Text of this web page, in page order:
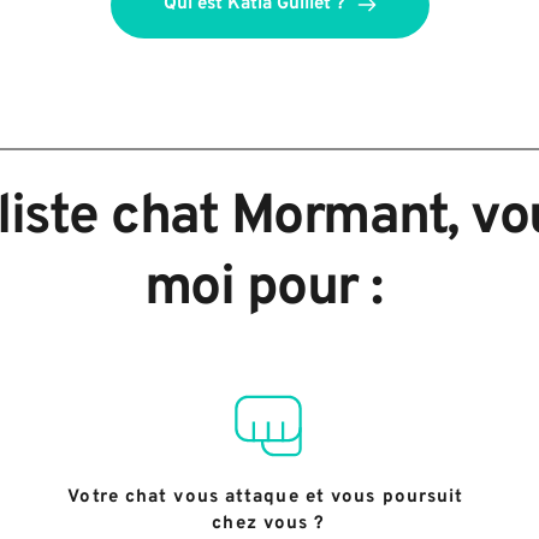
chat Mormant,
moi pour :
Votre chat vous attaque et vous poursuit
chez vous ?